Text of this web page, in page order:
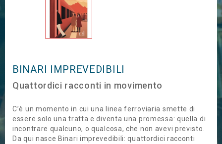
BINARI IMPREVEDIBILI
Quattordici racconti in movimento
C’è un momento in cui una linea ferroviaria smette di
essere solo una tratta e diventa una promessa: quella di
incontrare qualcuno, o qualcosa, che non avevi previsto.
Da qui nasce Binari imprevedibili: quattordici racconti